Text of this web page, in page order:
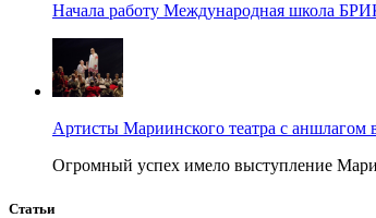
Начала работу Международная школа
Артисты Мариинского театра с
Огромный успех имело выступление
Статьи